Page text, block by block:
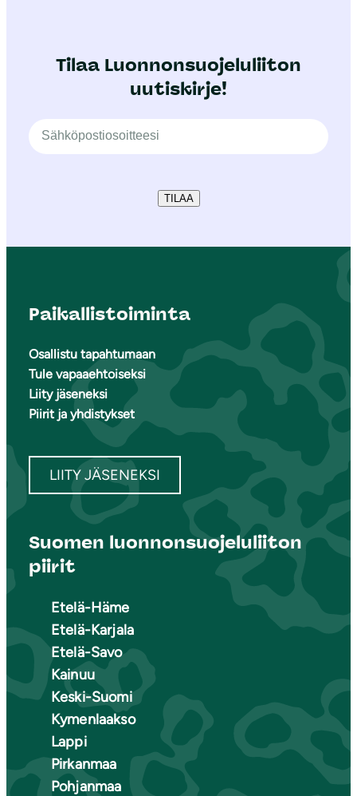
Tilaa Luonnonsuojeluliiton
uutiskirje!
TILAA
Paikallistoiminta
Osallistu tapahtumaan
Tule vapaaehtoiseksi
Liity jäseneksi
Piirit ja yhdistykset
LIITY JÄSENEKSI
Suomen luonnonsuojeluliiton
piirit
Etelä-Häme
Etelä-Karjala
Etelä-Savo
Kainuu
Keski-Suomi
Kymenlaakso
Lappi
Pirkanmaa
Pohjanmaa